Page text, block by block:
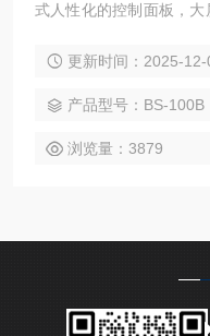
式人性化的控制面板，大
杜绝认为误操作。
更新时间：2025-12-
产品型号：BS-100B
浏览量：3879